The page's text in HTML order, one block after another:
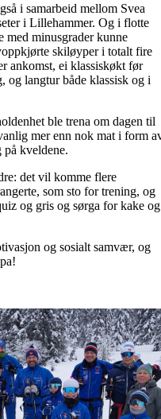
i samarbeid mellom Svea
i Lillehammer. Og i flotte
med minusgrader kunne
skiløyper i totalt fire
ankomst, ei klassiskøkt før
og langtur både klassisk og i
ble trena om dagen til
mer enn nok mat i form
på kveldene.
det vil komme flere
som sto for trening, og
og gris og sørga for kake og
og sosialt samvær, og